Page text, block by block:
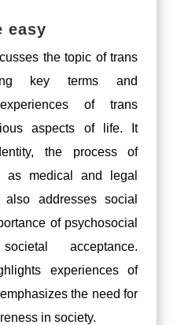
easy
the topic of trans
key terms and
of trans
aspects of life. It
the process of
as medical and legal
addresses social
of psychosocial
acceptance.
experiences of
the need for
in society.